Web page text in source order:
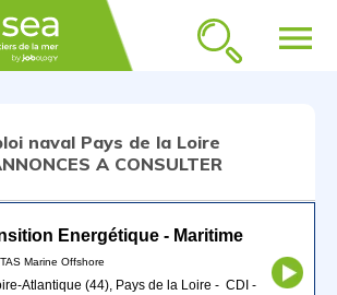
menu
naval Pays de la Loire
A CONSULTER
Energétique - Maritime
Marine Offshore
Atlantique (44), Pays de la Loire - CDI -